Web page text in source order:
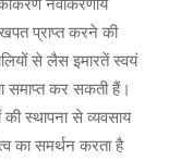
प्राप्त करने की
से लैस इमारतें स्वयं
समाप्त कर सकती हैं।
स्थापना से व्यवसाय
का समर्थन करता है